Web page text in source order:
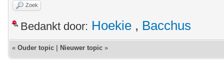
Zoek
Bedankt door: Hoekie , Bacchus
« Ouder topic Nieuwer topic »